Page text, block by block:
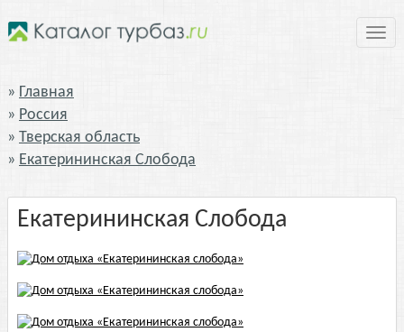
Главная
Россия
Тверская область
Екатерининская Слобода
Екатерининская Слобода